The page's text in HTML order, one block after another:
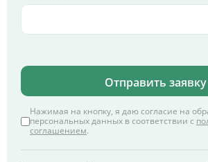
Отправить заявку
Нажимая на кнопку, я даю согласие на
персональных данных в соответствии с
соглашением.